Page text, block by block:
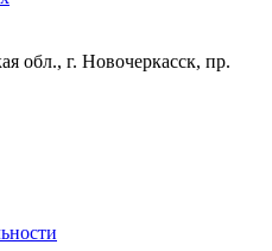
обл., г. Новочеркасск, пр.